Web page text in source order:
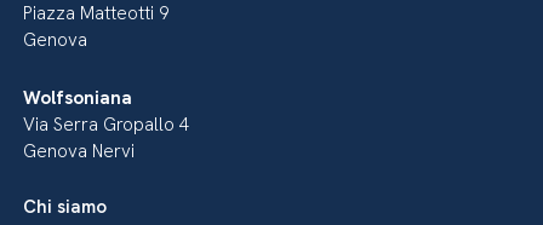
Piazza Matteotti 9
Genova
Wolfsoniana
Via Serra Gropallo 4
Genova Nervi
Chi siamo